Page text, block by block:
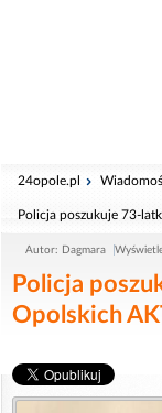
24opole.pl
Policja poszukuje 73-
Autor: Dagmara
Policja
Opolskich